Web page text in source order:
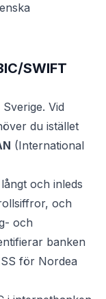
SWIFT
Vid
du istället
(International
långt och inleds
och
och
banken
för Nordea